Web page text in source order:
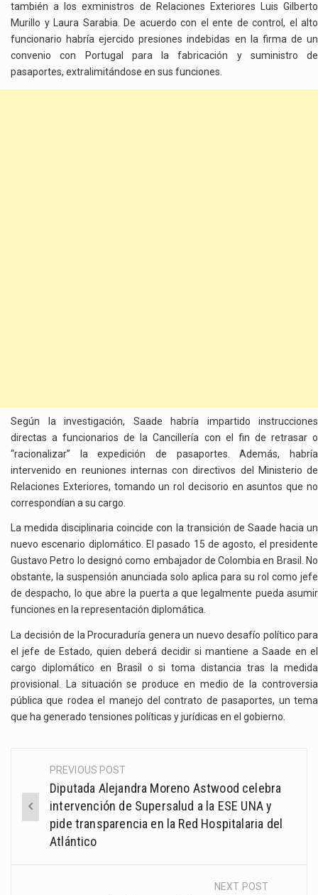
también a los exministros de Relaciones Exteriores Luis Gilberto
Murillo y Laura Sarabia. De acuerdo con el ente de control, el alto
funcionario habría ejercido presiones indebidas en la firma de un
convenio con Portugal para la fabricación y suministro de
pasaportes, extralimitándose en sus funciones.
Según la investigación, Saade habría impartido instrucciones
directas a funcionarios de la Cancillería con el fin de retrasar o
“racionalizar” la expedición de pasaportes. Además, habría
intervenido en reuniones internas con directivos del Ministerio de
Relaciones Exteriores, tomando un rol decisorio en asuntos que no
correspondían a su cargo.
La medida disciplinaria coincide con la transición de Saade hacia un
nuevo escenario diplomático. El pasado 15 de agosto, el presidente
Gustavo Petro lo designó como embajador de Colombia en Brasil. No
obstante, la suspensión anunciada solo aplica para su rol como jefe
de despacho, lo que abre la puerta a que legalmente pueda asumir
funciones en la representación diplomática.
La decisión de la Procuraduría genera un nuevo desafío político para
el jefe de Estado, quien deberá decidir si mantiene a Saade en el
cargo diplomático en Brasil o si toma distancia tras la medida
provisional. La situación se produce en medio de la controversia
pública que rodea el manejo del contrato de pasaportes, un tema
que ha generado tensiones políticas y jurídicas en el gobierno.
Post
navigation
PREVIOUS POST
Diputada Alejandra Moreno Astwood celebra
intervención de Supersalud a la ESE UNA y
pide transparencia en la Red Hospitalaria del
Atlántico
NEXT POST